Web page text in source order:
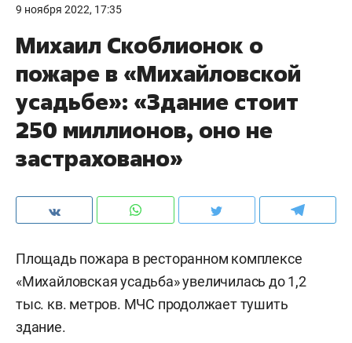
9 ноября 2022, 17:35
​Михаил Скоблионок о
пожаре в «Михайловской
усадьбе»: «Здание стоит
250 миллионов, оно не
застраховано»
Площадь пожара в ресторанном комплексе
«Михайловская усадьба» увеличилась до 1,2
тыс. кв. метров. МЧС продолжает тушить
здание.